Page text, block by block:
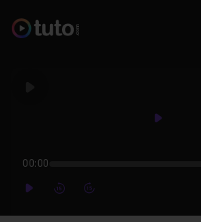
Play
00:00
PlayForwardForward